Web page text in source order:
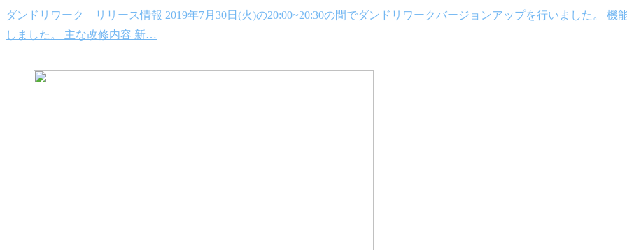
ダンドリワーク リリース情報 2019年7月30日(火)の20:00~20:30の間でダンドリワークバージョンアップを行いました。
しました。 主な改修内容 新…